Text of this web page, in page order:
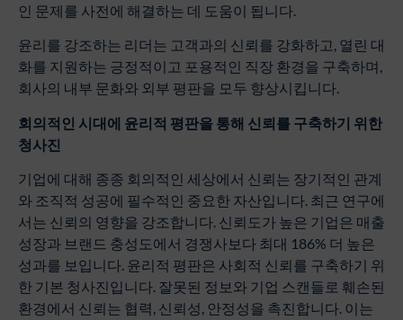
인 문제를 사전에 해결하는 데 도움이 됩니다.
윤리를 강조하는 리더는 고객과의 신뢰를 강화하고, 열린 대
화를 지원하는 긍정적이고 포용적인 직장 환경을 구축하며,
회사의 내부 문화와 외부 평판을 모두 향상시킵니다.
회의적인 시대에 윤리적 평판을 통해 신뢰를 구축하기 위한
청사진
기업에 대해 종종 회의적인 세상에서 신뢰는 장기적인 관계
와 조직적 성공에 필수적인 중요한 자산입니다. 최근 연구에
서는 신뢰의 영향을 강조합니다. 신뢰도가 높은 기업은 매출
성장과 브랜드 충성도에서 경쟁사보다 최대 186% 더 높은
성과를 보입니다. 윤리적 평판은 사회적 신뢰를 구축하기 위
한 기본 청사진입니다. 잘못된 정보와 기업 스캔들로 훼손된
환경에서 신뢰는 협력, 신뢰성, 안정성을 촉진합니다. 이는